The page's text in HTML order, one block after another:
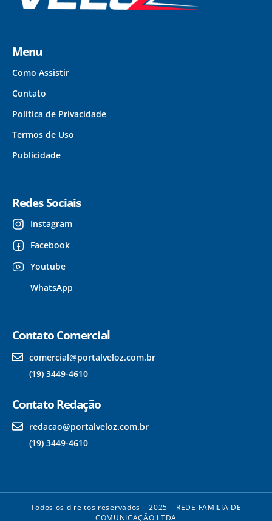
Menu
Como Assistir
Contato
Política de Privacidade
Termos de Uso
Publicidade
Redes Sociais
Instagram
Facebook
Youtube
WhatsApp
Contato Comercial
comercial@portalveloz.com.br
(19) 3449-4610
Contato Redação
redacao@portalveloz.com.br
(19) 3449-4610
Todos os direitos reservados – 2025 – REDE FAMILIA DE
COMUNICAÇÃO LTDA